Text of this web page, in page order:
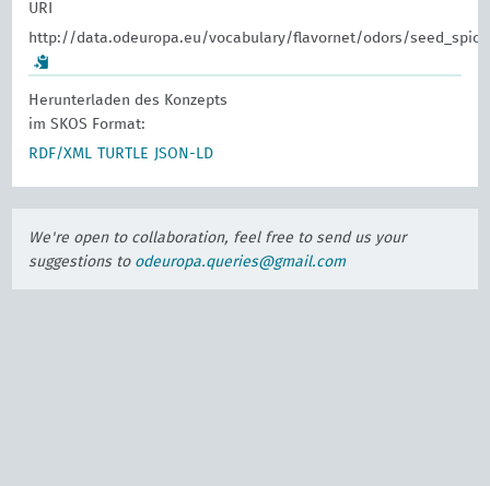
URI
http://data.odeuropa.eu/vocabulary/flavornet/odors/
Herunterladen des Konzepts
im SKOS Format:
RDF/XML
TURTLE JSON-LD
We're open to collaboration, feel free to send us your
suggestions to odeuropa.queries@gmail.com